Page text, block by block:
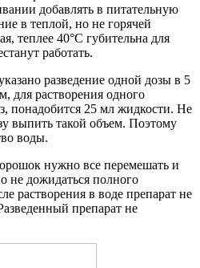
добавлять в питательную
в теплой, но не горячей
теплее 40°С губительна для
работать.
разведение одной дозы в 5
для растворения одного
понадобится 25 мл жидкости. Не
выпить такой объем. Поэтому
воды.
нужно все перемешать и
не дожидаться полного
растворения в воде препарат не
препарат не